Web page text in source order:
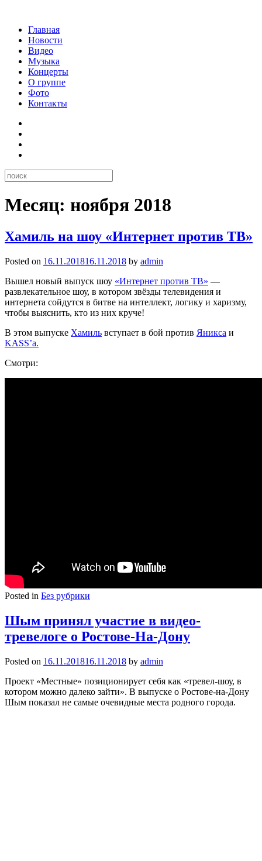
Главная
Новости
Видео
Музыка
Концерты
О группе
Фото
Контакты
Месяц: ноября 2018
Хамиль на шоу «Интернет против ТВ»
Posted on 16.11.201816.11.2018 by admin
Вышел новый выпуск шоу «Интернет против ТВ» —
развлекательное шоу, в котором звёзды телевидения и
интернета сойдутся в битве на интеллект, логику и харизму,
чтобы выяснить, кто из них круче!
В этом выпуске Хамиль вступает в бой против Яникса и
KASS’а.
Смотри:
Posted in Без рубрики
Шым принял участие в видео-
тревелоге о Ростове-На-Дону
Posted on 16.11.201816.11.2018 by admin
Проект «Местные» позиционирует себя как «тревел-шоу, в
котором можно далеко зайти». В выпуске о Ростове-на-Дону
Шым показал не самые очевидные места родного города.